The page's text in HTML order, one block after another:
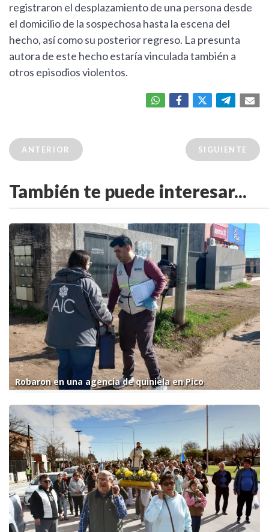
registraron el desplazamiento de una persona desde
el domicilio de la sospechosa hasta la escena del
hecho, así como su posterior regreso. La presunta
autora de este hecho estaría vinculada también a
otros episodios violentos.
ANTERIOR SIGUIENTE
También te puede interesar...
Robaron en una agencia de quiniela en Pico